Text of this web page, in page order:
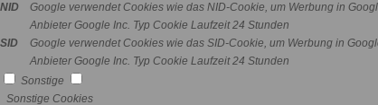
NID
Google verwendet Cookies wie das NID-Cookie, um Werbung in
Anbieter Google Inc. Typ Cookie Laufzeit 24 Stunden
SID
Google verwendet Cookies wie das SID-Cookie, um Werbung in
Anbieter Google Inc. Typ Cookie Laufzeit 24 Stunden
Sonstige
Sonstige Cookies